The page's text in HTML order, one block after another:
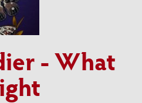
- What